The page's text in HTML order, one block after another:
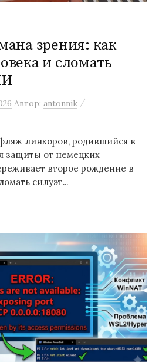
зрения: как
и сломать
Автор: antonnik /
линкоров, родившийся в
защиты от немецких
второе рождение в
силуэт...